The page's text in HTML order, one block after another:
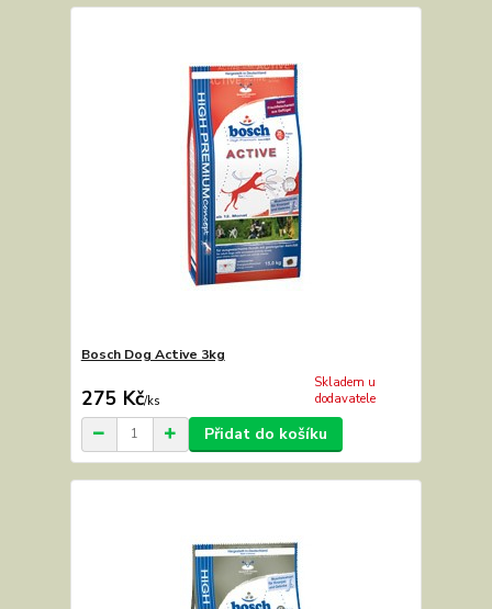
Bosch Dog Active 3kg
275 Kč/ks
Skladem u
dodavatele
Přidat do košíku